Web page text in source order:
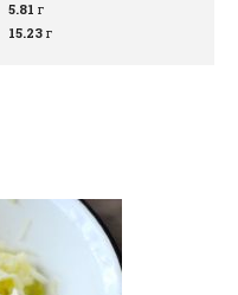
5.81 г
15.23 г